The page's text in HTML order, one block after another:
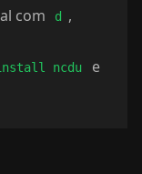
com
d
,
ncdu
e